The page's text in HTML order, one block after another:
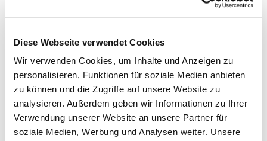
Diese Webseite verwendet Cookies
Wir verwenden Cookies, um Inhalte und Anzeigen zu
personalisieren, Funktionen für soziale Medien anbieten
zu können und die Zugriffe auf unsere Website zu
analysieren. Außerdem geben wir Informationen zu Ihrer
Verwendung unserer Website an unsere Partner für
soziale Medien, Werbung und Analysen weiter. Unsere
Dies könnte Sie auch